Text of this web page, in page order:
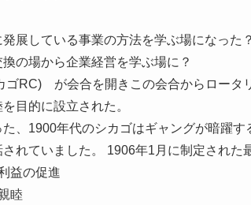
展している事業の方法を学ぶ場になった？
の場から企業経営を学ぶ場に？
ゴRC) が会合を開きこの会合からロータ
目的に設立された。
、1900年代のシカゴはギャングが暗躍
れていました。 1906年1月に制定された
益の促進
睦